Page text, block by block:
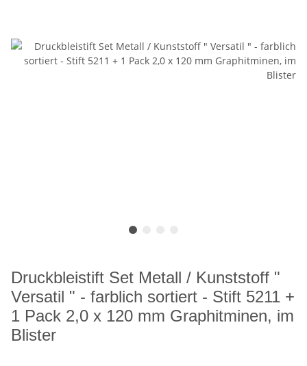
Druckbleistift Set Metall / Kunststoff "
Versatil " - farblich sortiert - Stift 5211 +
1 Pack 2,0 x 120 mm Graphitminen, im
Blister